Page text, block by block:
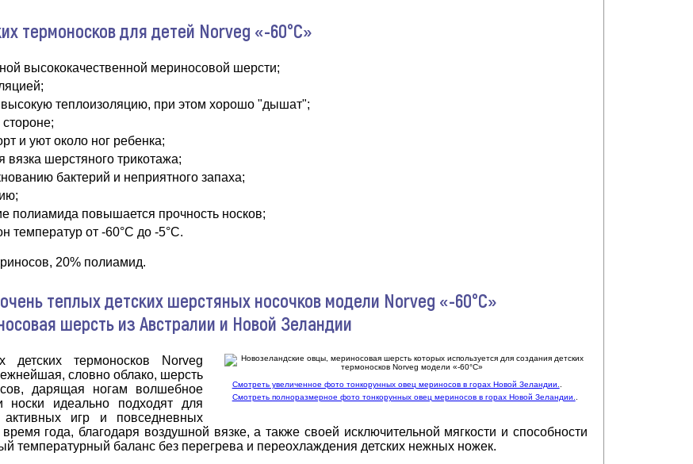
термоносков для детей Norveg «-60°C»
высококачественной мериносовой шерсти;
теплоизоляцию, при этом хорошо "дышат";
и уют около ног ребенка;
вязка шерстяного трикотажа;
бактерий и неприятного запаха;
полиамида повышается прочность носков;
температур от -60°C до -5°C.
20% полиамид.
теплых детских шерстяных носочков модели Norveg «-60°C»
шерсть из Австралии и Новой Зеландии
Смотреть увеличенное фото тонкорунных овец мериносов в горах Новой Зеландии.
Смотреть полноразмерное фото тонкорунных овец мериносов в горах Новой Зеландии.
детских термоносков Norveg
словно облако, шерсть
дарящая ногам волшебное
идеально подходят для
активных игр и повседневных
года, благодаря воздушной вязке, а также своей исключительной мягкости и способности
температурный баланс без перегрева и переохлаждения детских нежных ножек.